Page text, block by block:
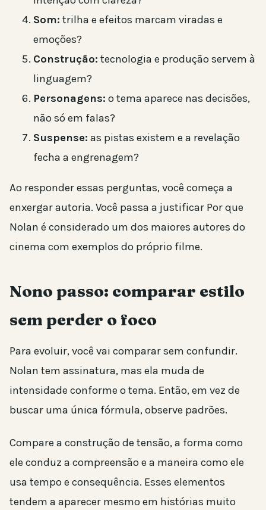
Som: trilha e efeitos marcam viradas e
emoções?
Construção: tecnologia e produção servem à
linguagem?
Personagens: o tema aparece nas decisões,
não só em falas?
Suspense: as pistas existem e a revelação
fecha a engrenagem?
Ao responder essas perguntas, você começa a
enxergar autoria. Você passa a justificar Por que
Nolan é considerado um dos maiores autores do
cinema com exemplos do próprio filme.
Nono passo: comparar estilo
sem perder o foco
Para evoluir, você vai comparar sem confundir.
Nolan tem assinatura, mas ela muda de
intensidade conforme o tema. Então, em vez de
buscar uma única fórmula, observe padrões.
Compare a construção de tensão, a forma como
ele conduz a compreensão e a maneira como ele
usa tempo e consequência. Esses elementos
tendem a aparecer mesmo em histórias muito